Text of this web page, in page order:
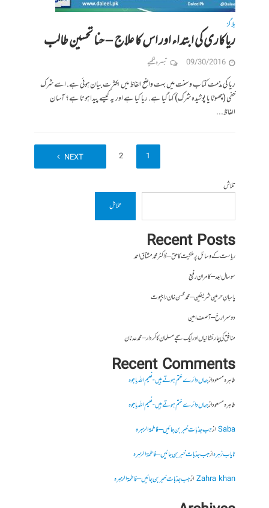
بلاگز
ریاکاری کی ابتداء اور اس کا علاج – حنا تحسین طالب
09/30/2016 تبصرہ لکھیے
ریا کی مذمت کتاب و سنت میں بہت واضح الفاظ میں بکثرت بیان ہوئی ہے. اسے شرک
خفی (چھوٹا یا پوشیدہ شرک) کہا گیا ہے. ریا کیا ہے اور یہ کیسے پیدا ہوتا ہے؟ آسان
الفاظ...
1
2
NEXT
تلاش
تلاش
Recent Posts
ریاست کے وسائل پر ملکیت کا حق – ڈاکٹر محمد مشتاق احمد
سو سال بعد – کامران رفیع
پاسبانِ حرمین شریفین – محمد محسن خان راجپوت
دوسرا رخ – آصف امین
منافق کی چار نشانیاں اور ایک سچے مسلمان کا کردار – محمد عدنان
Recent Comments
طاہرہ مسعودازجہاں دائرے ختم ہوتے ہیں- نعیم اللہ باجوہ
طاہرہ مسعودازجہاں دائرے ختم ہوتے ہیں- نعیم اللہ باجوہ
Sabaازجب جذبات خبر بن جائیں – فاطمۃالزہرہ
نایاب زہرہازجب جذبات خبر بن جائیں – فاطمۃالزہرہ
Zahra khanازجب جذبات خبر بن جائیں – فاطمۃالزہرہ